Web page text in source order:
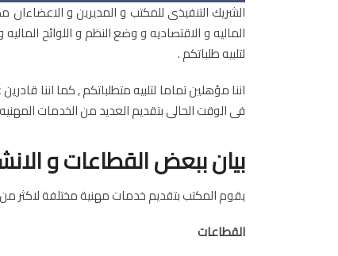
الشريك التنفيذى للمكتب و المديرين و الاعضاءان
الماليه و الاقتصاديه و وضع النظم و اللوائح
لتلبيه طلباتكم .
اننا مؤهلين تماما لتلبيه متطلباتكم , كما اننا
فى الوقت الحالى بتقديم العديد من الخدمات
بيان ببعض القطاعات و
يقوم المكتب بتقديم خدمات مهنية مختلفة لاكثر من 100 عميل يعملون فى مجالات و انشطة مختلفة يمكن تصنيف بعضها كالتالى :
القطاعات